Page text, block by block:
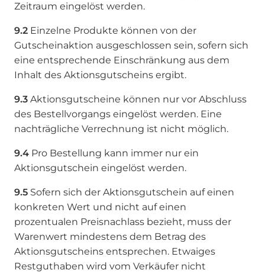
Zeitraum eingelöst werden.
9.2 Einzelne Produkte können von der
Gutscheinaktion ausgeschlossen sein, sofern sich
eine entsprechende Einschränkung aus dem
Inhalt des Aktionsgutscheins ergibt.
9.3 Aktionsgutscheine können nur vor Abschluss
des Bestellvorgangs eingelöst werden. Eine
nachträgliche Verrechnung ist nicht möglich.
9.4 Pro Bestellung kann immer nur ein
Aktionsgutschein eingelöst werden.
9.5 Sofern sich der Aktionsgutschein auf einen
konkreten Wert und nicht auf einen
prozentualen Preisnachlass bezieht, muss der
Warenwert mindestens dem Betrag des
Aktionsgutscheins entsprechen. Etwaiges
Restguthaben wird vom Verkäufer nicht